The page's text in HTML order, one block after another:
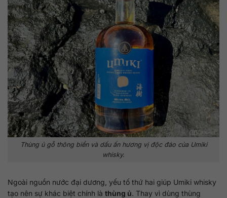
Thùng ủ gỗ thông biển và dấu ấn hương vị độc đáo của Umiki
whisky.
Ngoài nguồn nước đại dương, yếu tố thứ hai giúp Umiki whisky
tạo nên sự khác biệt chính là thùng ủ. Thay vì dùng thùng